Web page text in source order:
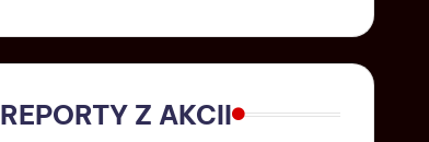
REPORTY Z AKCII